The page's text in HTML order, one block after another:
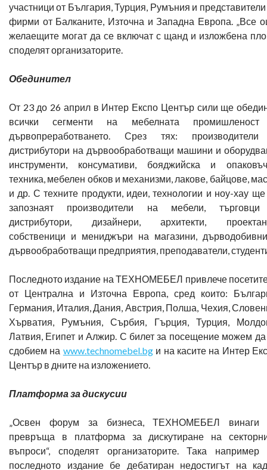
участници от България, Турция, Румъния и
фирми от Балканите, Източна и Западна Европа. „Все
желаещите могат да се включат с щанд и изложбена
споделят организаторите.
Обединител
От 23 до 26 април в Интер Експо Център сили ще
всички сегменти на мебелната
дървопреработването. Срез тях:
дистрибутори на дървообработващи машини и
инструменти, консумативи, бояджийска и
техника, мебелен обков и механизми, лакове, байцове,
и др. С техните продукти, идеи, технологии и ноу-хау
запознаят производители на мебели,
дистрибутори, дизайнери, архитекти,
собственици и мениджъри на магазини,
дървообработващи предприятия, преподаватели,
Последното издание на ТЕХНОМЕБЕЛ привлече
от Централна и Източна Европа, сред които:
Германия, Италия, Дания, Австрия, Полша, Чехия,
Хърватия, Румъния, Сърбия, Гърция, Турция,
Латвия, Египет и Алжир. С билет за посещение можем да
сдобием на www.technomebel.bgи на касите на Интер
Център в дните на изложението.
Платформа за дискусии
„Освен форум за бизнеса, ТЕХНОМЕБЕЛ винаги
превръща в платформа за дискутиране на
въпроси“, споделят организаторите. Така например
последното издание бе дебатиран недостигът на